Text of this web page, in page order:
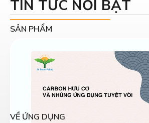
SẢN PHẨM
VỀ ỨNG DỤNG
TIN TỨC NỔI BẬT